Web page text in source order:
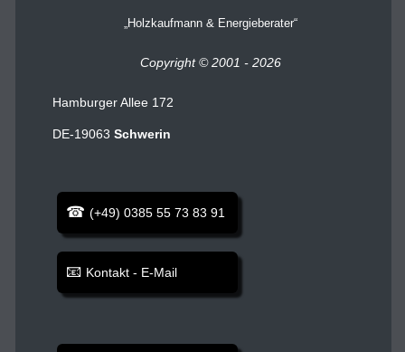
Holzkaufmann & Energieberater
Copyright © 2001 - 2026
Hamburger Allee 172
DE-19063 Schwerin
(+49) 0385 55 73 83 91
Kontakt - E-Mail